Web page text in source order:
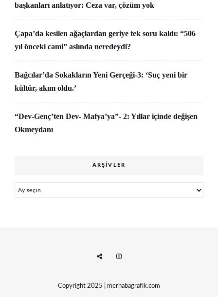
başkanları anlatıyor: Ceza var, çözüm yok
Çapa’da kesilen ağaçlardan geriye tek soru kaldı: “506
yıl önceki cami” aslında neredeydi?
Bağcılar’da Sokakların Yeni Gerçeği-3: ‘Suç yeni bir
kültür, akım oldu.’
“Dev-Genç’ten Dev- Mafya’ya”- 2: Yıllar içinde değişen
Okmeydanı
ARŞIVLER
Arşivler
Copyright 2025 | merhabagrafik.com